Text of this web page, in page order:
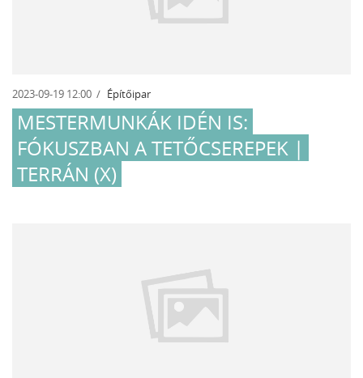
2023-09-19 12:00 Építőipar
MESTERMUNKÁK IDÉN IS:
FÓKUSZBAN A TETŐCSEREPEK |
TERRÁN (X)